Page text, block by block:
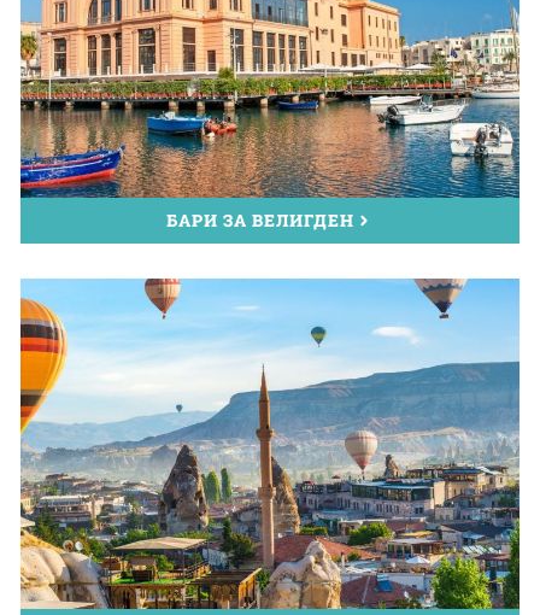
БАРИ ЗА ВЕЛИГДЕН